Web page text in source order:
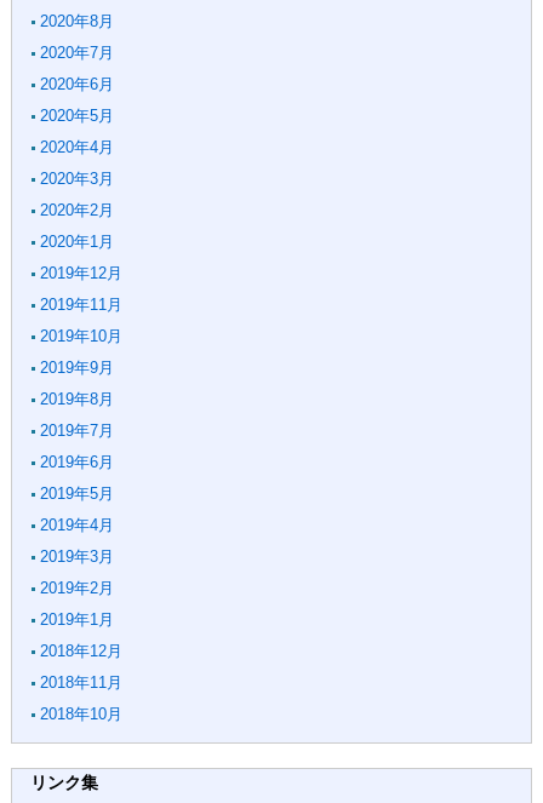
2020年8月
2020年7月
2020年6月
2020年5月
2020年4月
2020年3月
2020年2月
2020年1月
2019年12月
2019年11月
2019年10月
2019年9月
2019年8月
2019年7月
2019年6月
2019年5月
2019年4月
2019年3月
2019年2月
2019年1月
2018年12月
2018年11月
2018年10月
リンク集